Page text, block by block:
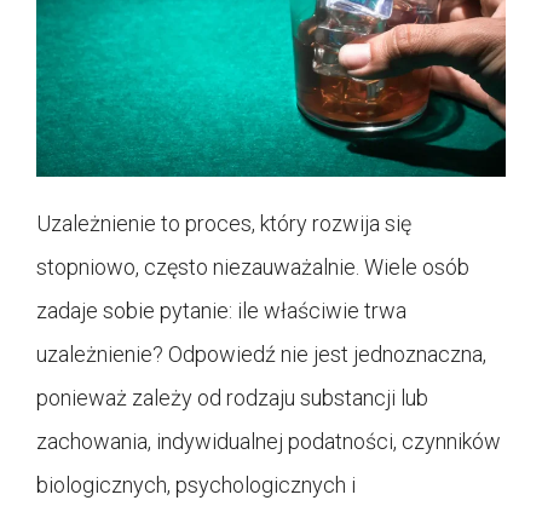
Uzależnienie to proces, który rozwija się
stopniowo, często niezauważalnie. Wiele osób
zadaje sobie pytanie: ile właściwie trwa
uzależnienie? Odpowiedź nie jest jednoznaczna,
ponieważ zależy od rodzaju substancji lub
zachowania, indywidualnej podatności, czynników
biologicznych, psychologicznych i